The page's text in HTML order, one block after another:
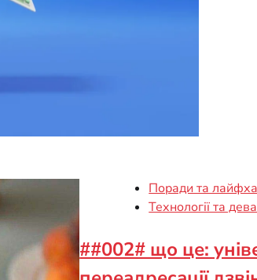
Поради та
Технології та
##002# що це: